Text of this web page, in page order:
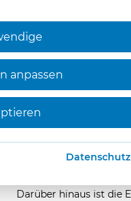
anpassen
Datenschutz
Die Hertener
Baumaßnahme im
Aufgrund einer
Gashauptleitung muss
auf Höhe der
Start der
Baustelleneinrichtung
zuvor. Im Zuge der
Baustellenbereich
ist nicht nutzbar. Zur
Darüber hinaus ist die